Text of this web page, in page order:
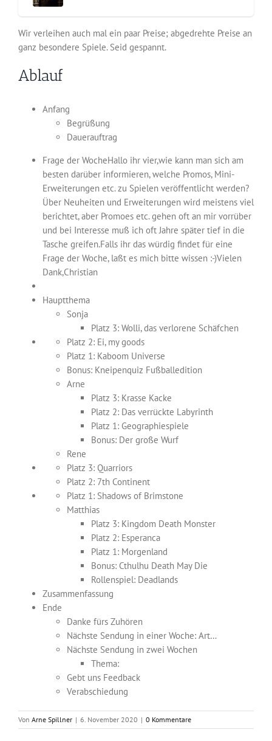
Wir verleihen auch mal ein paar Preise; abgedrehte Preise an
ganz besondere Spiele. Seid gespannt.
Ablauf
Anfang
Begrüßung
Dauerauftrag
Frage der WocheHallo ihr vier,wie kann man sich am
besten darüber informieren, welche Promos, Mini-
Erweiterungen etc. zu Spielen veröffentlicht werden?
Über Neuheiten und Erweiterungen wird meistens viel
berichtet, aber Promoes etc. gehen oft an mir vorrüber
und bei Interesse muß ich oft Jahre später tief in die
Tasche greifen.Falls ihr das würdig findet für eine
Frage der Woche, laßt es mich bitte wissen :-)Vielen
Dank,Christian
Hauptthema
Sonja
Platz 3: Wolli, das verlorene Schäfchen
Platz 2: Ei, my goods
Platz 1: Kaboom Universe
Bonus: Kneipenquiz Fußballedition
Arne
Platz 3: Krasse Kacke
Platz 2: Das verrückte Labyrinth
Platz 1: Geographiespiele
Bonus: Der große Wurf
Rene
Platz 3: Quarriors
Platz 2: 7th Continent
Platz 1: Shadows of Brimstone
Matthias
Platz 3: Kingdom Death Monster
Platz 2: Esperanca
Platz 1: Morgenland
Bonus: Cthulhu Death May Die
Rollenspiel: Deadlands
Zusammenfassung
Ende
Danke fürs Zuhören
Nächste Sendung in einer Woche: Art…
Nächste Sendung in zwei Wochen
Thema:
Gebt uns Feedback
Verabschiedung
Von Arne Spillner | 6. November 2020 | 0 Kommentare